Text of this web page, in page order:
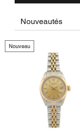
Nouveau